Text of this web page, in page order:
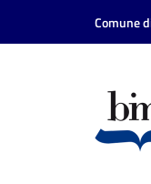
Vai al contenuto
Vai alla navigazione
Comune